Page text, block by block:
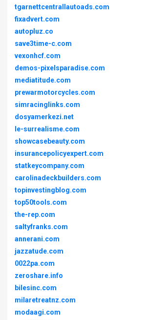
tgarnettcentrallautoads.com
fixadvert.com
autopluz.co
save3time-c.com
vexonhcf.com
demos-pixelsparadise.com
mediatitude.com
prewarmotorcycles.com
simracinglinks.com
dosyamerkezi.net
le-surrealisme.com
showcasebeauty.com
insurancepolicyexpert.com
statkeycompany.com
carolinadeckbuilders.com
topinvestingblog.com
top50tools.com
the-rep.com
saltyfranks.com
annerani.com
jazzatude.com
0022pa.com
zeroshare.info
bilesinc.com
milaretreatnz.com
modaagi.com